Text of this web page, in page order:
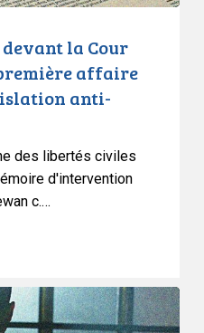
devant la Cour
affaire
anti-
des libertés civiles
d'intervention
c.…